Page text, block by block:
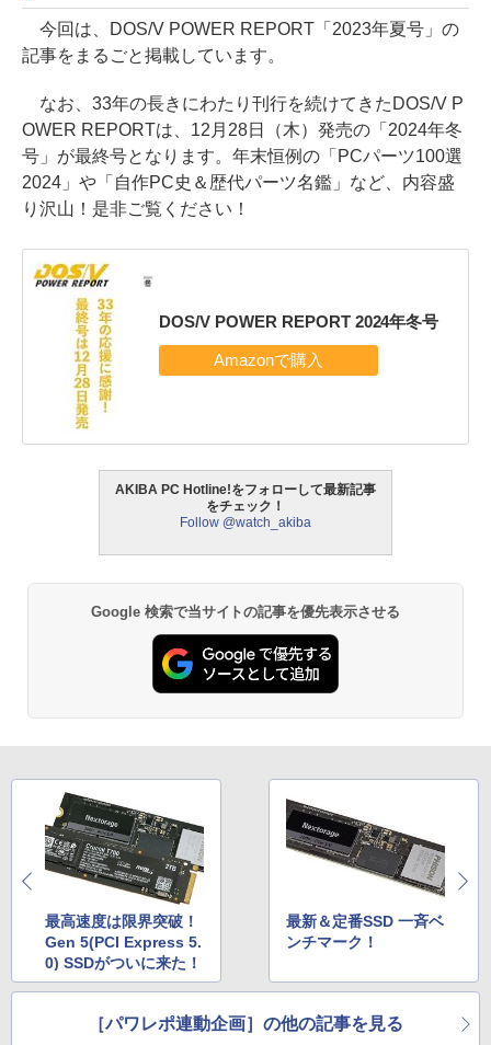
今回は、DOS/V POWER REPORT「2023年夏号」の
記事をまるごと掲載しています。
なお、33年の長きにわたり刊行を続けてきたDOS/V P
OWER REPORTは、12月28日（木）発売の「2024年冬
号」が最終号となります。年末恒例の「PCパーツ100選
2024」や「自作PC史＆歴代パーツ名鑑」など、内容盛
り沢山！是非ご覧ください！
DOS/V POWER REPORT 2024年冬号
AKIBA PC Hotline!をフォローして最新記事
をチェック！
Follow @watch_akiba
Google 検索で当サイトの記事を優先表示させる
最高速度は限界突破！
Gen 5(PCI Express 5.
0) SSDがついに来た！
最新＆定番SSD 一斉ベ
ンチマーク！
［パワレポ連動企画］の他の記事を見る